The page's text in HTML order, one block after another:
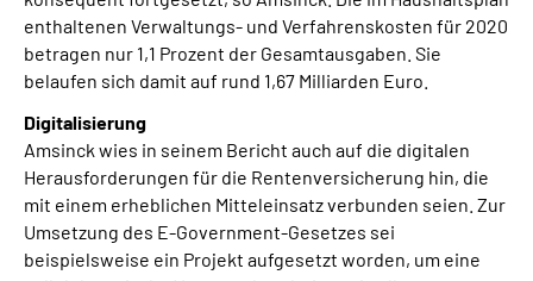
enthaltenen Verwaltungs- und Verfahrenskosten für 2020
betragen nur 1,1 Prozent der Gesamtausgaben. Sie
belaufen sich damit auf rund 1,67 Milliarden Euro.
Digitalisierung
Amsinck wies in seinem Bericht auch auf die digitalen
Herausforderungen für die Rentenversicherung hin, die
mit einem erheblichen Mitteleinsatz verbunden seien. Zur
Umsetzung des E-Government-Gesetzes sei
beispielsweise ein Projekt aufgesetzt worden, um eine